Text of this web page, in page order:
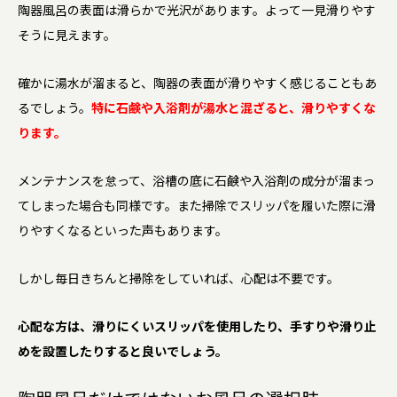
陶器風呂の表面は滑らかで光沢があります。よって一見滑りやす
そうに見えます。
確かに湯水が溜まると、陶器の表面が滑りやすく感じることもあ
るでしょう。 特に石鹸や入浴剤が湯水と混ざると、滑りやすくな
ります。
メンテナンスを怠って、浴槽の底に石鹸や入浴剤の成分が溜まっ
てしまった場合も同様です。また掃除でスリッパを履いた際に滑
りやすくなるといった声もあります。
しかし毎日きちんと掃除をしていれば、心配は不要です。
心配な方は、滑りにくいスリッパを使用したり、手すりや滑り止
めを設置したりすると良いでしょう。